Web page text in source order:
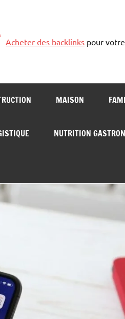
Acheter des backlinks pour
MAISON
NUTRITION